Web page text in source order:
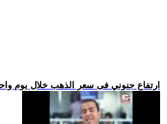
.. ارتفاع جنوني فى سعر الذهب خلال يوم واحد